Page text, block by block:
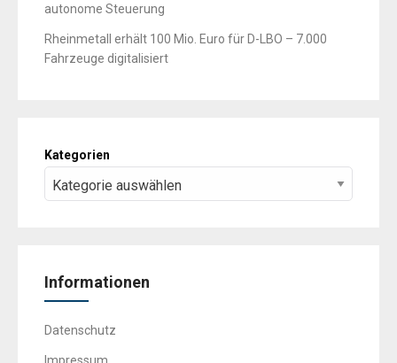
autonome Steuerung
Rheinmetall erhält 100 Mio. Euro für D-LBO – 7.000
Fahrzeuge digitalisiert
Kategorien
Informationen
Datenschutz